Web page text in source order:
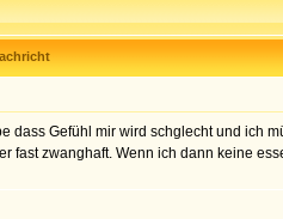
Gefühl mir wird schglecht und ich
zwanghaft. Wenn ich dann keine